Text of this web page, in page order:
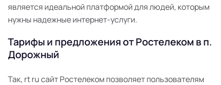
является идеальной платформой для людей, которым
нужны надежные интернет-услуги.
Тарифы и предложения от Ростелеком в п.
Дорожный
Так, rt ru сайт Ростелеком позволяет пользователям